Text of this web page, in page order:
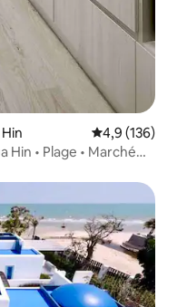
Évaluation
4,9 (136)
Hin • Plage • Marché